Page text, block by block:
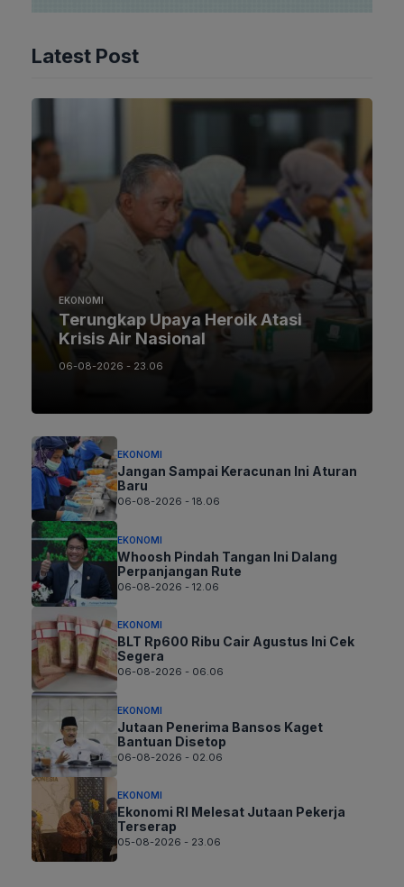
Latest Post
EKONOMI
Terungkap Upaya Heroik Atasi
Krisis Air Nasional
06-08-2026 - 23.06
EKONOMI
Jangan Sampai Keracunan Ini Aturan
Baru
06-08-2026 - 18.06
EKONOMI
Whoosh Pindah Tangan Ini Dalang
Perpanjangan Rute
06-08-2026 - 12.06
EKONOMI
BLT Rp600 Ribu Cair Agustus Ini Cek
Segera
06-08-2026 - 06.06
EKONOMI
Jutaan Penerima Bansos Kaget
Bantuan Disetop
06-08-2026 - 02.06
EKONOMI
Ekonomi RI Melesat Jutaan Pekerja
Terserap
05-08-2026 - 23.06